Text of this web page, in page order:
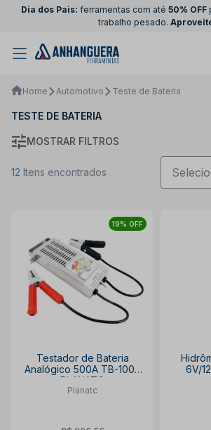
Dia dos Pais: ferramentas com até 50% OFF
trabalho pesado.
Home Automotivo Teste de Bateria
TESTE DE BATERIA
MOSTRAR FILTROS
12 Itens encontrados
19% OFF
Testador de Bateria
Analógico 500A TB-1000
PLANATC
Planatc
6V/